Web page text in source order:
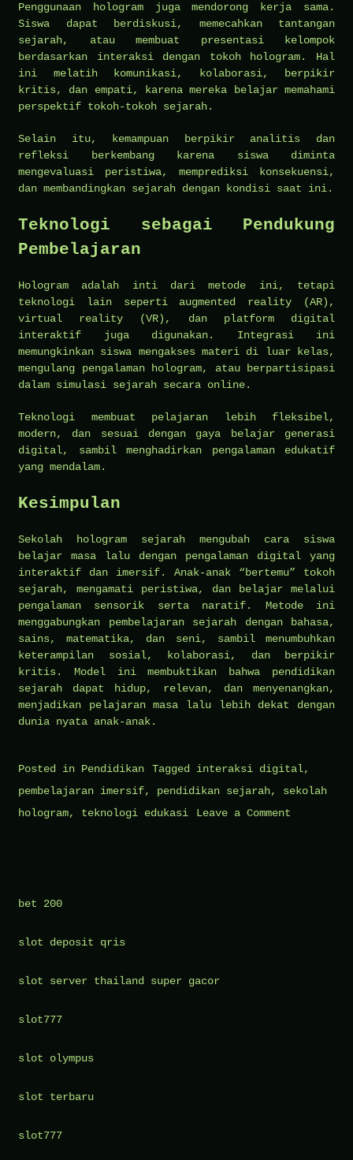
Penggunaan hologram juga mendorong kerja sama.
Siswa dapat berdiskusi, memecahkan tantangan
sejarah, atau membuat presentasi kelompok
berdasarkan interaksi dengan tokoh hologram. Hal
ini melatih komunikasi, kolaborasi, berpikir
kritis, dan empati, karena mereka belajar memahami
perspektif tokoh-tokoh sejarah.
Selain itu, kemampuan berpikir analitis dan
refleksi berkembang karena siswa diminta
mengevaluasi peristiwa, memprediksi konsekuensi,
dan membandingkan sejarah dengan kondisi saat ini.
Teknologi sebagai Pendukung
Pembelajaran
Hologram adalah inti dari metode ini, tetapi
teknologi lain seperti augmented reality (AR),
virtual reality (VR), dan platform digital
interaktif juga digunakan. Integrasi ini
memungkinkan siswa mengakses materi di luar kelas,
mengulang pengalaman hologram, atau berpartisipasi
dalam simulasi sejarah secara online.
Teknologi membuat pelajaran lebih fleksibel,
modern, dan sesuai dengan gaya belajar generasi
digital, sambil menghadirkan pengalaman edukatif
yang mendalam.
Kesimpulan
Sekolah hologram sejarah mengubah cara siswa
belajar masa lalu dengan pengalaman digital yang
interaktif dan imersif. Anak-anak “bertemu” tokoh
sejarah, mengamati peristiwa, dan belajar melalui
pengalaman sensorik serta naratif. Metode ini
menggabungkan pembelajaran sejarah dengan bahasa,
sains, matematika, dan seni, sambil menumbuhkan
keterampilan sosial, kolaborasi, dan berpikir
kritis. Model ini membuktikan bahwa pendidikan
sejarah dapat hidup, relevan, dan menyenangkan,
menjadikan pelajaran masa lalu lebih dekat dengan
dunia nyata anak-anak.
Posted in Pendidikan Tagged interaksi digital,
pembelajaran imersif, pendidikan sejarah, sekolah
hologram, teknologi edukasi Leave a Comment
bet 200
slot deposit qris
slot server thailand super gacor
slot777
slot olympus
slot terbaru
slot777